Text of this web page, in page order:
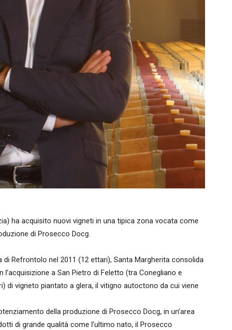
ha acquisito nuovi vigneti in una tipica zona vocata come
di Prosecco Docg.
di Refrontolo nel 2011 (12 ettari), Santa Margherita consolida
l’acquisizione a San Pietro di Feletto (tra Conegliano e
di vigneto piantato a glera, il vitigno autoctono da cui viene
della produzione di Prosecco Docg, in un’area
di grande qualità come l’ultimo nato, il Prosecco